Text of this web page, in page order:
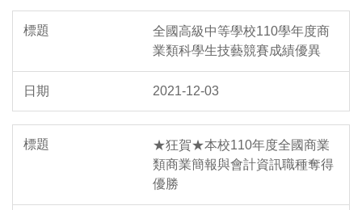
全國高級中等學校110學年度商
業類科學生技藝競賽成績優異
2021-12-03
★狂賀★本校110年度全國商業
類商業簡報與會計資訊職種奪得
優勝